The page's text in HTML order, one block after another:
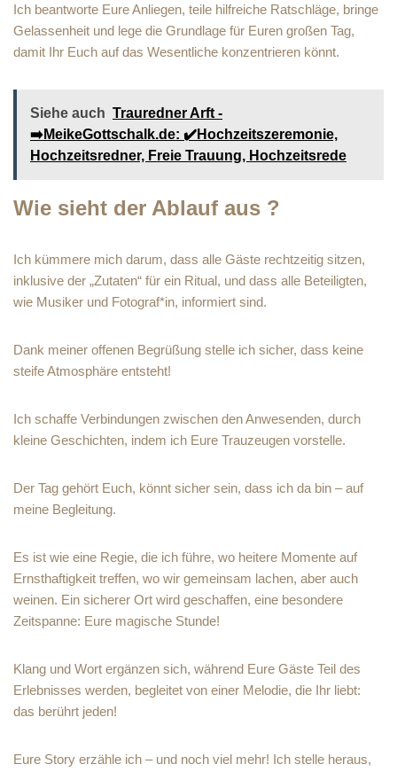
Ich beantworte Eure Anliegen, teile hilfreiche Ratschläge, bringe
Gelassenheit und lege die Grundlage für Euren großen Tag,
damit Ihr Euch auf das Wesentliche konzentrieren könnt.
Siehe auch Trauredner Arft -
➡️MeikeGottschalk.de: ✔️Hochzeitszeremonie,
Hochzeitsredner, Freie Trauung, Hochzeitsrede
Wie sieht der Ablauf aus ?
Ich kümmere mich darum, dass alle Gäste rechtzeitig sitzen,
inklusive der „Zutaten“ für ein Ritual, und dass alle Beteiligten,
wie Musiker und Fotograf*in, informiert sind.
Dank meiner offenen Begrüßung stelle ich sicher, dass keine
steife Atmosphäre entsteht!
Ich schaffe Verbindungen zwischen den Anwesenden, durch
kleine Geschichten, indem ich Eure Trauzeugen vorstelle.
Der Tag gehört Euch, könnt sicher sein, dass ich da bin – auf
meine Begleitung.
Es ist wie eine Regie, die ich führe, wo heitere Momente auf
Ernsthaftigkeit treffen, wo wir gemeinsam lachen, aber auch
weinen. Ein sicherer Ort wird geschaffen, eine besondere
Zeitspanne: Eure magische Stunde!
Klang und Wort ergänzen sich, während Eure Gäste Teil des
Erlebnisses werden, begleitet von einer Melodie, die Ihr liebt:
das berührt jeden!
Eure Story erzähle ich – und noch viel mehr! Ich stelle heraus,